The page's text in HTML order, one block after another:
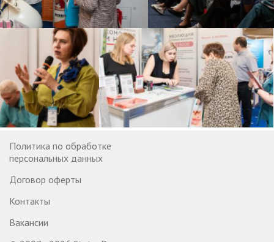
Политика по обработке
персональных данных
Договор оферты
Контакты
Вакансии